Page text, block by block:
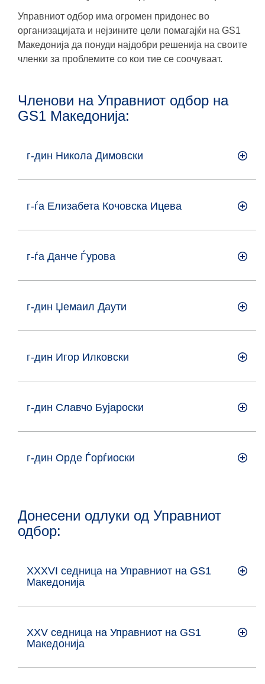
Управниот одбор има огромен придонес во
организацијата и нејзините цели помагајќи на GS1
Македонија да понуди најдобри решенија на своите
членки за проблемите со кои тие се соочуваат.
Членови на Управниот одбор на
GS1 Македонија:
г-дин Никола Димовски
г-ѓа Елизабета Кочовска Ицева
г-ѓа Данче Ѓурова
г-дин Џемаил Даути
г-дин Игор Илковски
г-дин Славчо Бујароски
г-дин Орде Ѓорѓиоски
Донесени одлуки од Управниот
одбор:
XXXVI седница на Управниот на GS1
Maкедонија
XXV седница на Управниот на GS1
Maкедонија